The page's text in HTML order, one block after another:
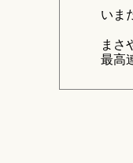
いま
まさ
最高